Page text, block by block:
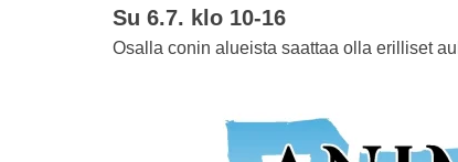
Su 6.7. klo 10-16
Osalla conin alueista saattaa olla erilliset